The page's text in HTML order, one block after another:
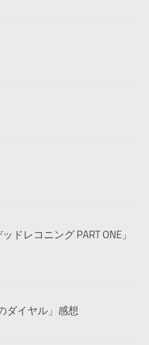
ドレコニング PART ONE」
ダイヤル」感想